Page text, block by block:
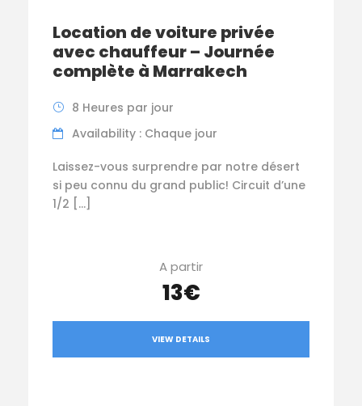
Location de voiture privée
avec chauffeur – Journée
complète à Marrakech
8 Heures par jour
Availability : Chaque jour
Laissez-vous surprendre par notre désert
si peu connu du grand public! Circuit d’une
1/2 […]
A partir
13€
VIEW DETAILS